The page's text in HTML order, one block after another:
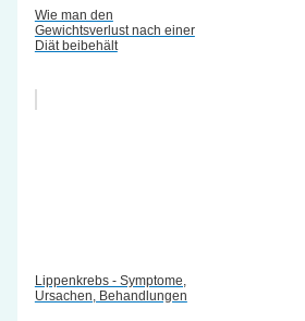
Wie man den
Gewichtsverlust nach einer
Diät beibehält
Lippenkrebs - Symptome,
Ursachen, Behandlungen